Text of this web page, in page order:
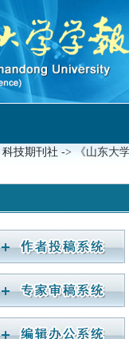
科技期刊社 -> 《山东大